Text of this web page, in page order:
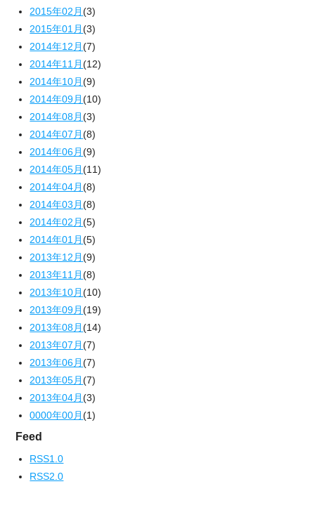
2015年02月(3)
2015年01月(3)
2014年12月(7)
2014年11月(12)
2014年10月(9)
2014年09月(10)
2014年08月(3)
2014年07月(8)
2014年06月(9)
2014年05月(11)
2014年04月(8)
2014年03月(8)
2014年02月(5)
2014年01月(5)
2013年12月(9)
2013年11月(8)
2013年10月(10)
2013年09月(19)
2013年08月(14)
2013年07月(7)
2013年06月(7)
2013年05月(7)
2013年04月(3)
0000年00月(1)
Feed
RSS1.0
RSS2.0